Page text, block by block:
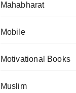
Mahabharat
Mobile
Motivational Books
Muslim